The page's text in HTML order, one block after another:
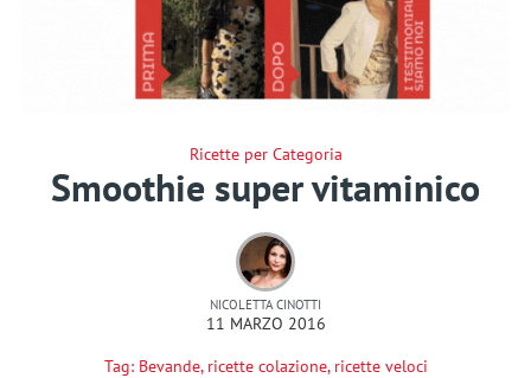
Ricette per Categoria
Smoothie super vitaminico
NICOLETTA CINOTTI
11 MARZO 2016
Tag: Bevande, ricette colazione, ricette veloci